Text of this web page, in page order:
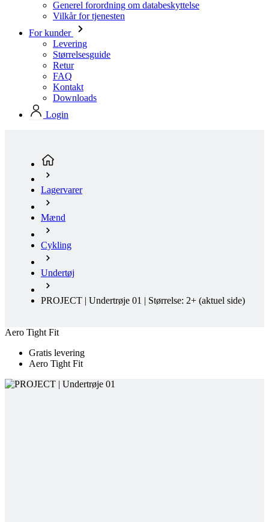
Login
Lagervarer
Mænd
Undertøj
PROJECT | Undertrøje 01 | Størrelse: 2+
Aero Tight Fit
Gratis levering
Aero Tight Fit